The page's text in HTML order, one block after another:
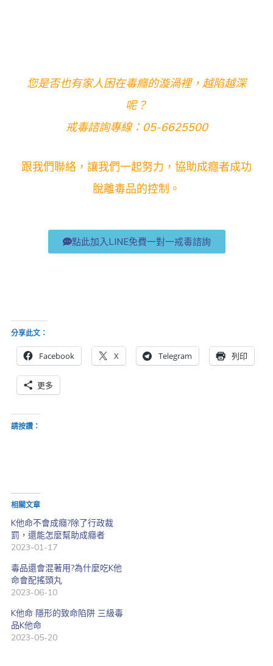
您是否也有家人困在毒癮的漩渦裡，越陷越深
呢？
戒毒諮詢專線：05-6625500
跟我們聯絡，讓我們一起努力，協助成癮者成功
脫離毒品的控制。
點此加入LINE免費一對一戒毒諮詢
分享此文：
Facebook X Telegram 列印
更多
請按讚：
相關文章
K他命不會成癮?除了行政裁
罰，還能怎麼幫助成癮者
2023-01-17
毒品還會混著用?為什麼吃K他
命會配搖頭丸
2023-06-10
K他命 隱形的致命陷阱 三級毒
品K他命
2023-05-20